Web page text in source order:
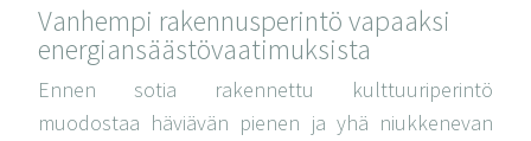
Vanhempi rakennusperintö vapaaksi
energiansäästövaatimuksista
Ennen sotia rakennettu kulttuuriperintö
muodostaa häviävän pienen ja yhä niukkenevan